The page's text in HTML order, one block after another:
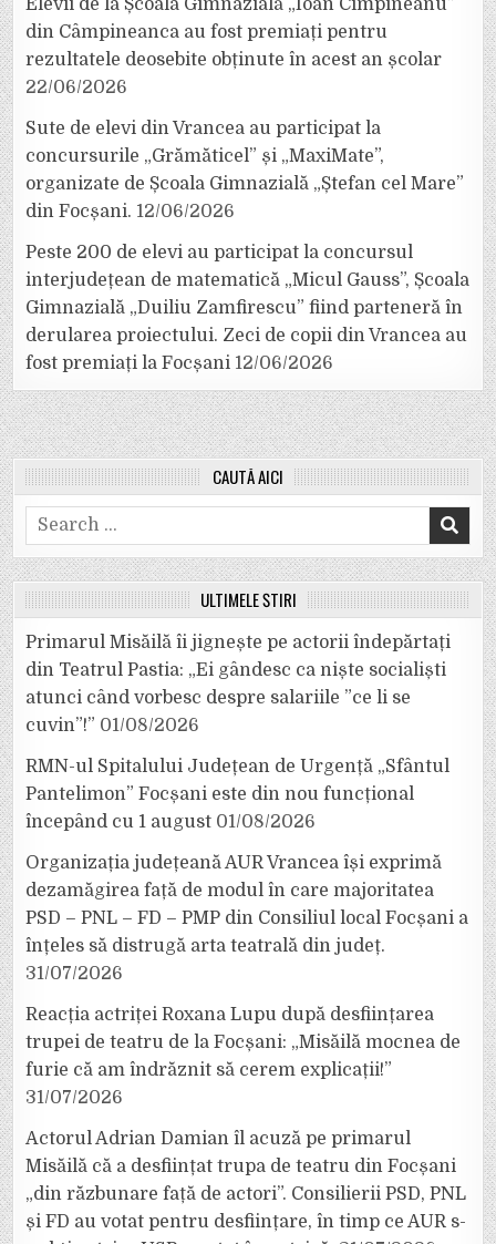
Elevii de la Școala Gimnazială „Ioan Cîmpineanu”
din Câmpineanca au fost premiați pentru
rezultatele deosebite obținute în acest an școlar
22/06/2026
Sute de elevi din Vrancea au participat la
concursurile „Grămăticel” și „MaxiMate”,
organizate de Școala Gimnazială „Ștefan cel Mare”
din Focșani. 12/06/2026
Peste 200 de elevi au participat la concursul
interjudețean de matematică „Micul Gauss”, Școala
Gimnazială „Duiliu Zamfirescu” fiind parteneră în
derularea proiectului. Zeci de copii din Vrancea au
fost premiați la Focșani 12/06/2026
CAUTĂ AICI
Search
for:
ULTIMELE ȘTIRI
Primarul Misăilă îi jignește pe actorii îndepărtați
din Teatrul Pastia: „Ei gândesc ca niște socialiști
atunci când vorbesc despre salariile ”ce li se
cuvin”!” 01/08/2026
RMN-ul Spitalului Județean de Urgență „Sfântul
Pantelimon” Focșani este din nou funcțional
începând cu 1 august 01/08/2026
Organizația județeană AUR Vrancea își exprimă
dezamăgirea față de modul în care majoritatea
PSD – PNL – FD – PMP din Consiliul local Focșani a
înțeles să distrugă arta teatrală din județ.
31/07/2026
Reacția actriței Roxana Lupu după desființarea
trupei de teatru de la Focșani: „Misăilă mocnea de
furie că am îndrăznit să cerem explicații!”
31/07/2026
Actorul Adrian Damian îl acuză pe primarul
Misăilă că a desființat trupa de teatru din Focșani
„din răzbunare față de actori”. Consilierii PSD, PNL
și FD au votat pentru desființare, în timp ce AUR s-